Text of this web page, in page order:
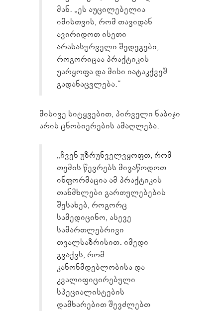
მან. „ეს აუცილებელია
იმისთვის, რომ თავიდან
ავირიდოთ ისეთი
არასასურველი შედეგები,
როგორიცაა პრაქტიკის
უარყოფა და მისი იატაკქვეშ
გადანაცვლება.“
მისივე სიტყვებით, პირველი ნაბიჯი
არის ცნობიერების ამაღლება.
„ჩვენ უზრუნველვყოფთ, რომ
თემის წევრებს მივაწოდოთ
ინფორმაცია ამ პრაქტიკის
თანმხლები გართულებების
შესახებ, როგორც
სამედიცინო, ასევე
სამართლებრივი
თვალსაზრისით. იმედი
გვაქვს, რომ
კანონმდებლობისა და
კვალიფიცირებული
სპეციალისტების
დამხარებით შევძლებთ